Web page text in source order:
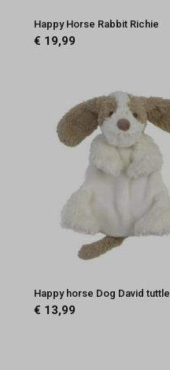
Happy Horse Rabbit Richie
€ 19,99
Happy horse Dog David tuttle
€ 13,99